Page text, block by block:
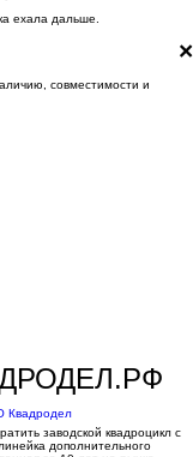
ехала дальше.
×
совместимости и
заводской квадроцикл с
дополнительного